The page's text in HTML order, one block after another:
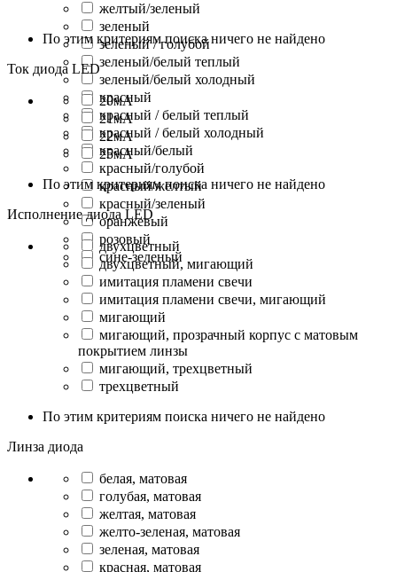
желтый/зеленый
зеленый
зеленый / голубой
зеленый/белый теплый
зеленый/белый холодный
красный
красный / белый теплый
красный / белый холодный
красный/белый
красный/голубой
красный/желтый
красный/зеленый
оранжевый
розовый
сине-зеленый
По этим критериям поиска ничего не найдено
Ток диода LED
20мА
21мА
22мА
25мА
По этим критериям поиска ничего не найдено
Исполнение диода LED
двухцветный
двухцветный, мигающий
имитация пламени свечи
имитация пламени свечи, мигающий
мигающий
мигающий, прозрачный корпус с матовым
покрытием линзы
мигающий, трехцветный
трехцветный
По этим критериям поиска ничего не найдено
Линза диода
белая, матовая
голубая, матовая
желтая, матовая
желто-зеленая, матовая
зеленая, матовая
красная, матовая